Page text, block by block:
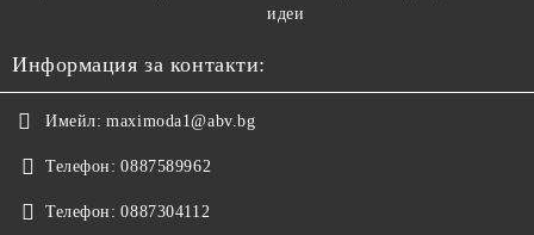
идеи
Информация за контакти:
Имейл: maximoda1@abv.bg
Телефон: 0887589962
Телефон: 0887304112